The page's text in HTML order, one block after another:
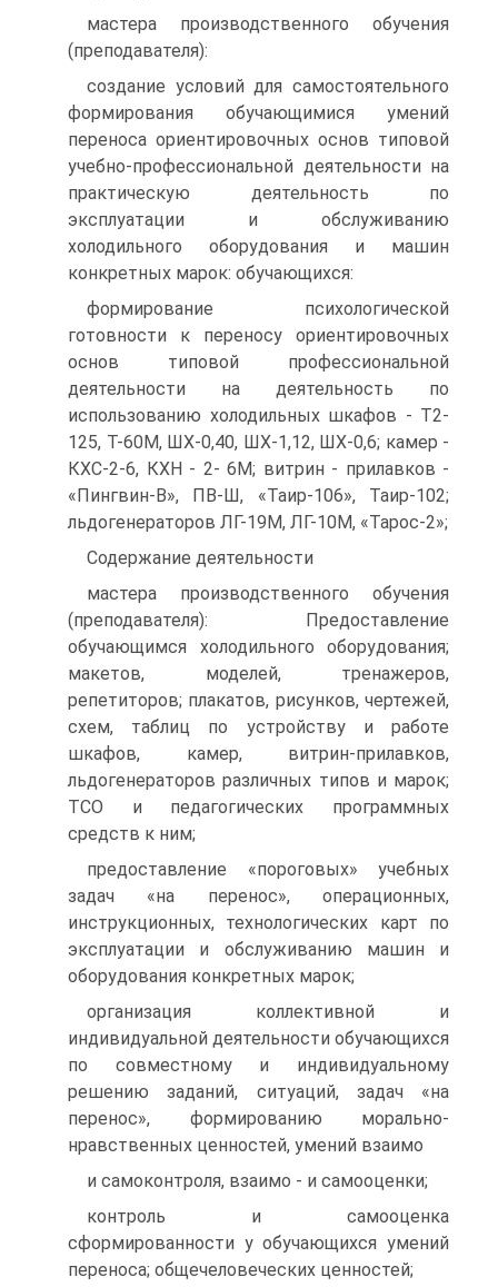
мастера производственного обучения
(преподавателя):
создание условий для самостоятельного
формирования обучающимися умений
переноса ориентировочных основ типовой
учебно-профессиональной деятельности на
практическую деятельность по
эксплуатации и обслуживанию
холодильного оборудования и машин
конкретных марок: обучающихся:
формирование психологической
готовности к переносу ориентировочных
основ типовой профессиональной
деятельности на деятельность по
использованию холодильных шкафов - Т2-
125, Т-60М, ШХ-0,40, ШХ-1,12, ШХ-0,6; камер -
КХС-2-6, КХН - 2- 6М; витрин - прилавков -
«Пингвин-В», ПВ-Ш, «Таир-106», Таир-102;
льдогенераторов ЛГ-19М, ЛГ-10М, «Тарос-2»;
Содержание деятельности
мастера производственного обучения
(преподавателя): Предоставление
обучающимся холодильного оборудования;
макетов, моделей, тренажеров,
репетиторов; плакатов, рисунков, чертежей,
схем, таблиц по устройству и работе
шкафов, камер, витрин-прилавков,
льдогенераторов различных типов и марок;
ТСО и педагогических программных
средств к ним;
предоставление «пороговых» учебных
задач «на перенос», операционных,
инструкционных, технологических карт по
эксплуатации и обслуживанию машин и
оборудования конкретных марок;
организация коллективной и
индивидуальной деятельности обучающихся
по совместному и индивидуальному
решению заданий, ситуаций, задач «на
перенос», формированию морально-
нравственных ценностей, умений взаимо
и самоконтроля, взаимо - и самооценки;
контроль и самооценка
сформированности у обучающихся умений
переноса; общечеловеческих ценностей;